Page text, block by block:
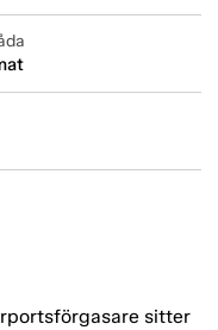
sitter